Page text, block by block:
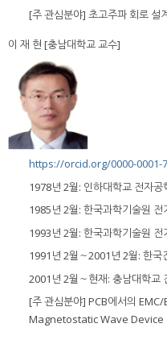
[주 관심분야] 초고주파 회로 설
이 재 현 [충남대학교 교수]
https://orcid.org/0000-0001-
1978년 2월: 인하대학교 전자공
1985년 2월: 한국과학기술원 전
1993년 2월: 한국과학기술원 전
1991년 2월～2001년 2월: 한국
2001년 2월～현재: 충남대학교
[주 관심분야] PCB에서의
Magnetostatic Wave Device